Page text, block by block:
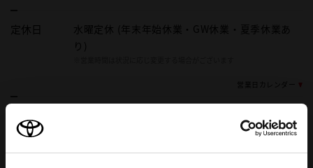
定休日
水曜定休 (年末年始休業・GW休業・夏季休業あ
り)
営業日カレンダー